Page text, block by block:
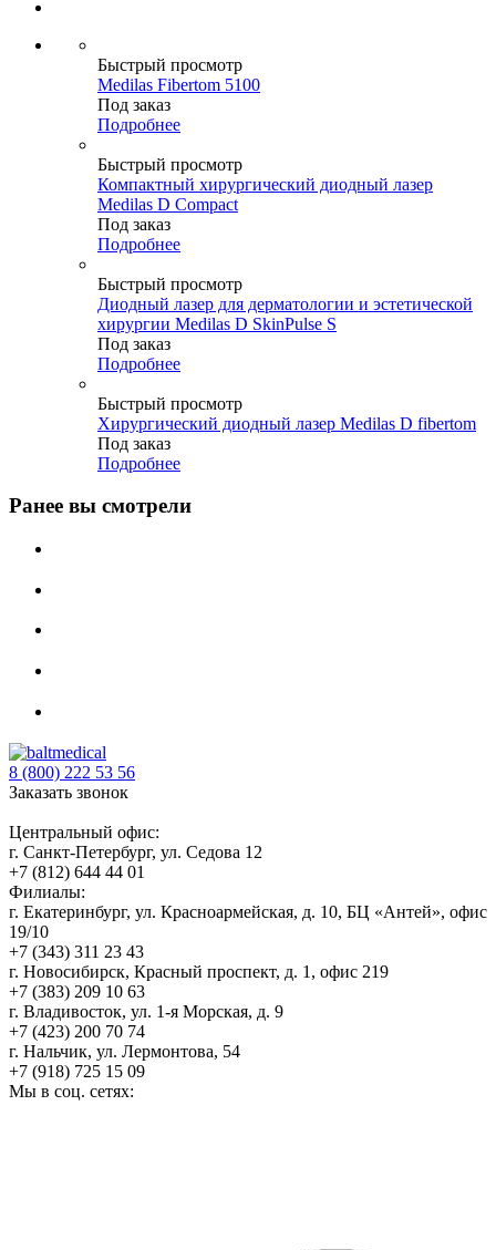
Быстрый просмотр
Medilas Fibertom 5100
Под заказ
Подробнее
Быстрый просмотр
Компактный хирургический диодный лазер
Medilas D Compact
Под заказ
Подробнее
Быстрый просмотр
Диодный лазер для дерматологии и эстетической
хирургии Medilas D SkinPulse S
Под заказ
Подробнее
Быстрый просмотр
Хирургический диодный лазер Medilas D fibertom
Под заказ
Подробнее
Ранее вы смотрели
8 (800) 222 53 56
Заказать звонок
Центральный офис:
г. Санкт-Петербург, ул. Седова 12
+7 (812) 644 44 01
Филиалы:
г. Екатеринбург, ул. Красноармейская, д. 10, БЦ «Антей», офис
19/10
+7 (343) 311 23 43
г. Новосибирск, Красный проспект, д. 1, офис 219
+7 (383) 209 10 63
г. Владивосток, ул. 1-я Морская, д. 9
+7 (423) 200 70 74
г. Нальчик, ул. Лермонтова, 54
+7 (918) 725 15 09
Мы в соц. сетях: